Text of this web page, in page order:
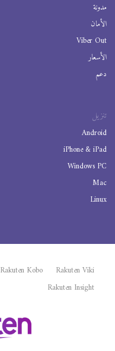
مدونة
الأمان
Viber Out
الأسعار
دعم
تنزيل
Android
iPhone & iPad
Windows PC
Mac
Linux
Rakuten Viki
Rakuten Kobo
Rakuten Insight